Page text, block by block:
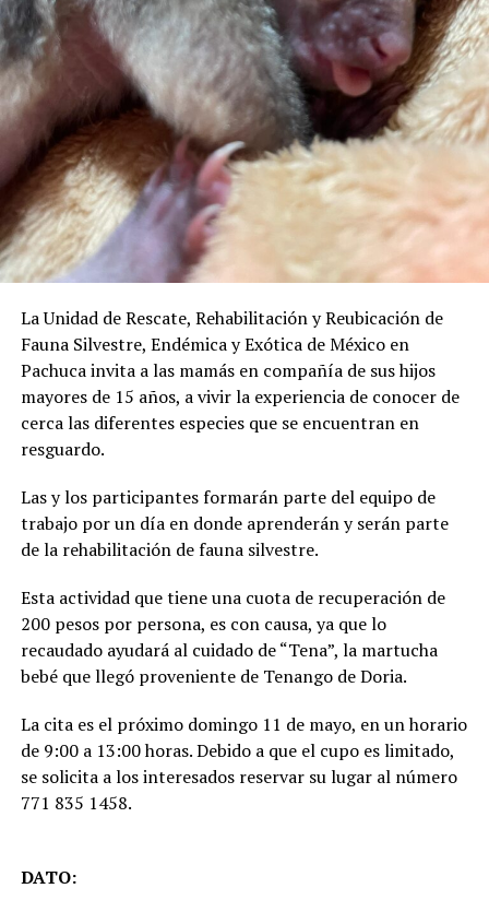
La Unidad de Rescate, Rehabilitación y Reubicación de
Fauna Silvestre, Endémica y Exótica de México en
Pachuca invita a las mamás en compañía de sus hijos
mayores de 15 años, a vivir la experiencia de conocer de
cerca las diferentes especies que se encuentran en
resguardo.
Las y los participantes formarán parte del equipo de
trabajo por un día en donde aprenderán y serán parte
de la rehabilitación de fauna silvestre.
Esta actividad que tiene una cuota de recuperación de
200 pesos por persona, es con causa, ya que lo
recaudado ayudará al cuidado de “Tena”, la martucha
bebé que llegó proveniente de Tenango de Doria.
La cita es el próximo domingo 11 de mayo, en un horario
de 9:00 a 13:00 horas. Debido a que el cupo es limitado,
se solicita a los interesados reservar su lugar al número
771 835 1458.
DATO: